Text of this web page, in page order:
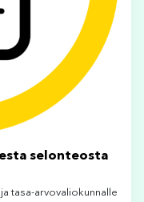
selonteosta
tasa-arvovaliokunnalle